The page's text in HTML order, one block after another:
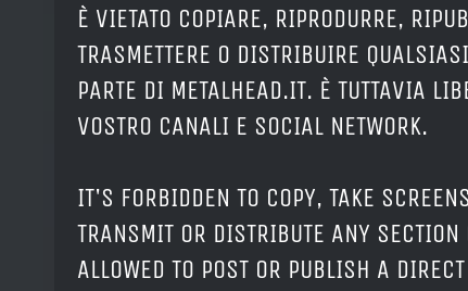
È VIETATO COPIARE, RIPRODURRE,
TRASMETTERE O DISTRIBUIRE
PARTE DI METALHEAD.IT. È TUTTAVIA
VOSTRO CANALI E SOCIAL NETWORK.
IT'S FORBIDDEN TO COPY, TAKE
TRANSMIT OR DISTRIBUTE ANY
ALLOWED TO POST OR PUBLISH A